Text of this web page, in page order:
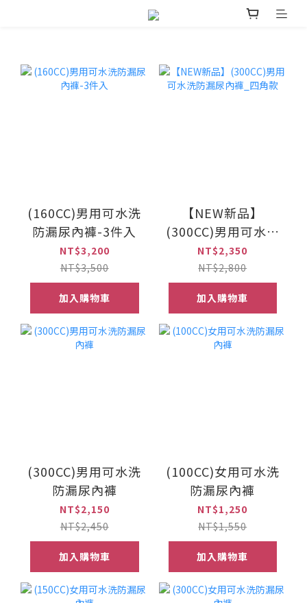
(160CC)男用可水洗
防漏尿內褲-3件入
NT$3,200
NT$3,500
加入購物車
【NEW新品】
(300CC)男用可水洗
防漏尿內褲_四角款
NT$2,350
NT$2,800
加入購物車
(300CC)男用可水洗
防漏尿內褲
NT$2,150
NT$2,450
加入購物車
(100CC)女用可水洗
防漏尿內褲
NT$1,250
NT$1,550
加入購物車